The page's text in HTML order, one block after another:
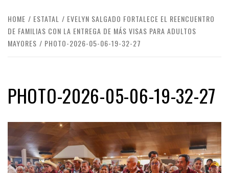
HOME ESTATAL
EVELYN SALGADO FORTALECE EL REENCUENTRO
DE FAMILIAS CON LA ENTREGA DE MÁS VISAS PARA ADULTOS
MAYORES
PHOTO-2026-05-06-19-32-27
PHOTO-2026-05-06-19-32-27